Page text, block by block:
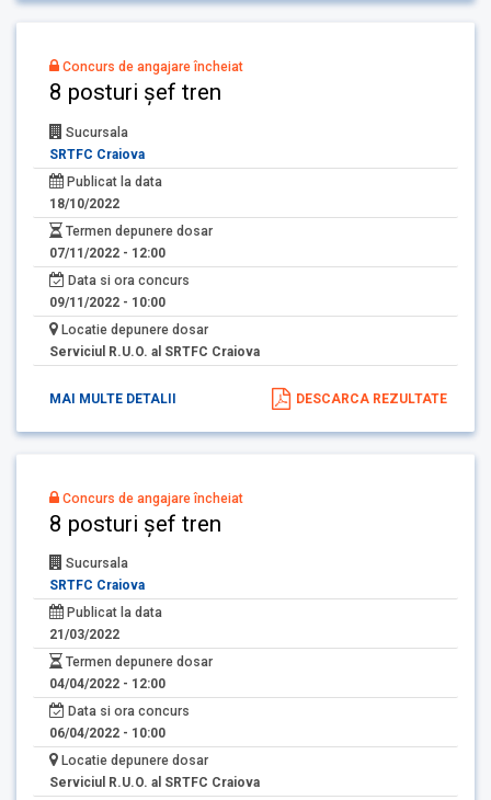
Concurs de angajare încheiat
8 posturi șef tren
Sucursala
SRTFC Craiova
Publicat la data
18/10/2022
Termen depunere dosar
07/11/2022 - 12:00
Data si ora concurs
09/11/2022 - 10:00
Locatie depunere dosar
Serviciul R.U.O. al SRTFC Craiova
MAI MULTE DETALII DESCARCA REZULTATE
Concurs de angajare încheiat
8 posturi șef tren
Sucursala
SRTFC Craiova
Publicat la data
21/03/2022
Termen depunere dosar
04/04/2022 - 12:00
Data si ora concurs
06/04/2022 - 10:00
Locatie depunere dosar
Serviciul R.U.O. al SRTFC Craiova